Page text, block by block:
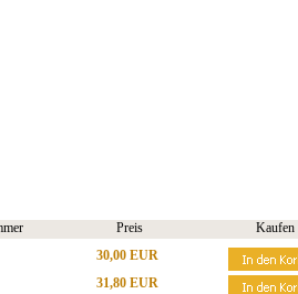
Preis
Kaufen
30,00 EUR
31,80 EUR